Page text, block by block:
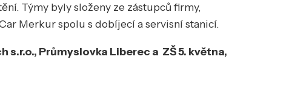
Týmy byly složeny ze zástupců firmy,
Merkur spolu s dobíjecí a servisní stanicí.
Průmyslovka Liberec a ZŠ 5. května,